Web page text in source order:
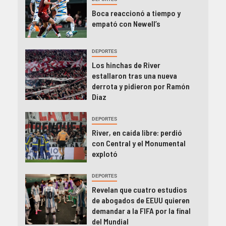
Boca reaccionó a tiempo y
empató con Newell’s
DEPORTES
Los hinchas de River
estallaron tras una nueva
derrota y pidieron por Ramón
Díaz
DEPORTES
River, en caída libre: perdió
con Central y el Monumental
explotó
DEPORTES
Revelan que cuatro estudios
de abogados de EEUU quieren
demandar a la FIFA por la final
del Mundial